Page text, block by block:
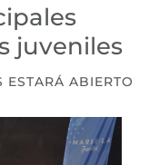
juveniles
ESTARÁ ABIERTO